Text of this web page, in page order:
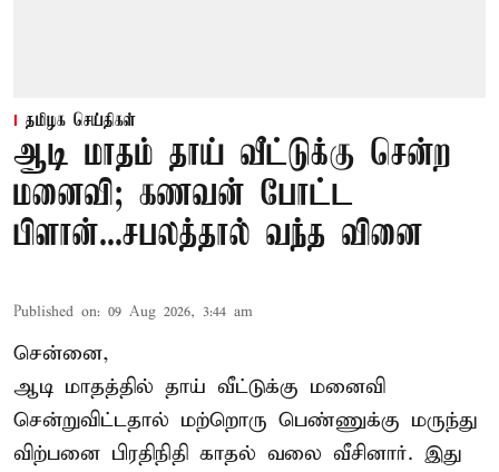
தமிழக செய்திகள்
ஆடி மாதம் தாய் வீட்டுக்கு சென்ற
மனைவி; கணவன் போட்ட
பிளான்...சபலத்தால் வந்த வினை
Published on: 09 Aug 2026, 3:44 am
சென்னை,
ஆடி மாதத்தில் தாய் வீட்டுக்கு மனைவி
சென்றுவிட்டதால் மற்றொரு பெண்ணுக்கு மருந்து
விற்பனை பிரதிநிதி காதல் வலை வீசினார். இது